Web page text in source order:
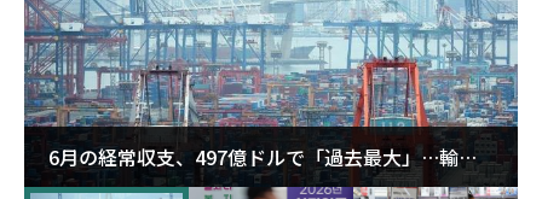
6月の経常収支、497億ドルで「過去最大」…輸出